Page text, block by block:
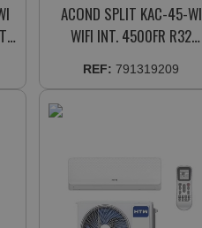
ACOND SPLIT KAC-45-WI
WIFI INT. 4500FR R32
REF: 791319209